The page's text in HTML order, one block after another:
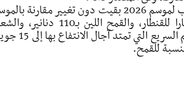
وأشار إلى أن أسعار قبول الحبوب لموسم 2026 بقيت
للقنطار،